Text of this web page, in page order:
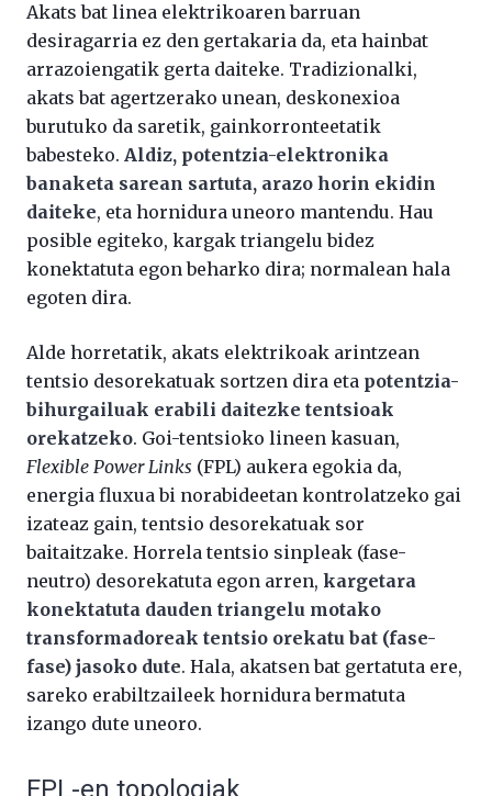
Akats bat linea elektrikoaren barruan
desiragarria ez den gertakaria da, eta hainbat
arrazoiengatik gerta daiteke. Tradizionalki,
akats bat agertzerako unean, deskonexioa
burutuko da saretik, gainkorronteetatik
babesteko. Aldiz, potentzia-elektronika
banaketa sarean sartuta, arazo horin ekidin
daiteke, eta hornidura uneoro mantendu. Hau
posible egiteko, kargak triangelu bidez
konektatuta egon beharko dira; normalean hala
egoten dira.
Alde horretatik, akats elektrikoak arintzean
tentsio desorekatuak sortzen dira eta potentzia-
bihurgailuak erabili daitezke tentsioak
orekatzeko. Goi-tentsioko lineen kasuan,
Flexible Power Links (FPL) aukera egokia da,
energia fluxua bi norabideetan kontrolatzeko gai
izateaz gain, tentsio desorekatuak sor
baitaitzake. Horrela tentsio sinpleak (fase-
neutro) desorekatuta egon arren, kargetara
konektatuta dauden triangelu motako
transformadoreak tentsio orekatu bat (fase-
fase) jasoko dute. Hala, akatsen bat gertatuta ere,
sareko erabiltzaileek hornidura bermatuta
izango dute uneoro.